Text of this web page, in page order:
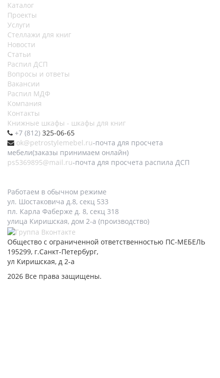
Каталог
Проекты
Услуги
Стеллажи для книг
Новости
Статьи
Распил ДСП
Вопросы и ответы
Вакансии
Распил МДФ
Компания
Контакты
Книжные шкафы - шкафы для книг
+7 (812) 325-06-65
ok@petrostylemebel.ru-почта для просчета
мебели(заказы принимаем онлайн)
ps5369895@mail.ru-почта для просчета распила ДСП
Работаем в обычном режиме
ул. Шостаковича д.8, секц 533
пл. Карла Фаберже д. 8, секц 318
улица Киришская, дом 2-а (производство)
Общество с ограниченной ответственностью ПС-МЕБЕЛЬ
195299, г.Санкт-Петербург,
ул Киришская, д 2-а
2026 Все права защищены.